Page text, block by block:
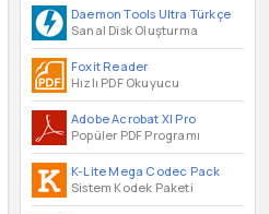
Daemon Tools Ultra Türkçe
Sanal Disk Oluşturma
Foxit Reader
Hızlı PDF Okuyucu
Adobe Acrobat XI Pro
Popüler PDF Programı
K-Lite Mega Codec Pack
Sistem Kodek Paketi